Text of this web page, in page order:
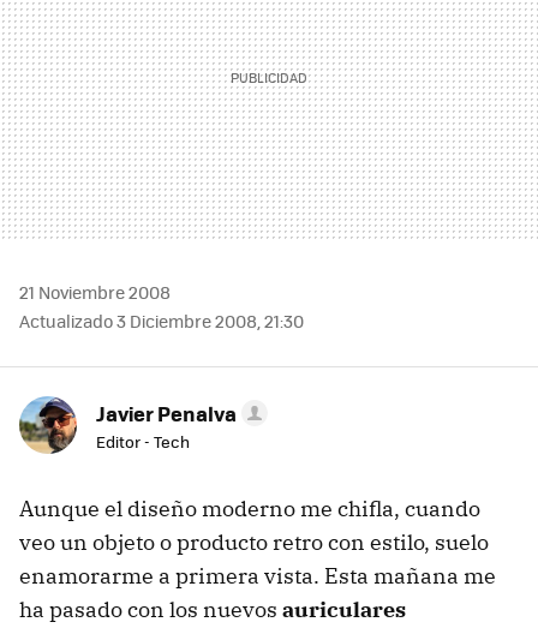
21 Noviembre 2008
Actualizado 3 Diciembre 2008, 21:30
Javier Penalva
Editor - Tech
Aunque el diseño moderno me chifla, cuando
veo un objeto o producto retro con estilo, suelo
enamorarme a primera vista. Esta mañana me
ha pasado con los nuevos auriculares